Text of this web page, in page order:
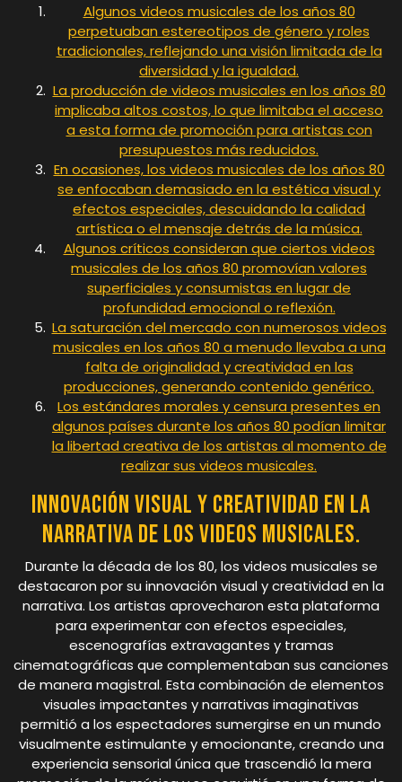
Algunos videos musicales de los años 80
perpetuaban estereotipos de género y roles
tradicionales, reflejando una visión limitada de la
diversidad y la igualdad.
La producción de videos musicales en los años 80
implicaba altos costos, lo que limitaba el acceso
a esta forma de promoción para artistas con
presupuestos más reducidos.
En ocasiones, los videos musicales de los años 80
se enfocaban demasiado en la estética visual y
efectos especiales, descuidando la calidad
artística o el mensaje detrás de la música.
Algunos críticos consideran que ciertos videos
musicales de los años 80 promovían valores
superficiales y consumistas en lugar de
profundidad emocional o reflexión.
La saturación del mercado con numerosos videos
musicales en los años 80 a menudo llevaba a una
falta de originalidad y creatividad en las
producciones, generando contenido genérico.
Los estándares morales y censura presentes en
algunos países durante los años 80 podían limitar
la libertad creativa de los artistas al momento de
realizar sus videos musicales.
Innovación visual y creatividad en la
narrativa de los videos musicales.
Durante la década de los 80, los videos musicales se
destacaron por su innovación visual y creatividad en la
narrativa. Los artistas aprovecharon esta plataforma
para experimentar con efectos especiales,
escenografías extravagantes y tramas
cinematográficas que complementaban sus canciones
de manera magistral. Esta combinación de elementos
visuales impactantes y narrativas imaginativas
permitió a los espectadores sumergirse en un mundo
visualmente estimulante y emocionante, creando una
experiencia sensorial única que trascendió la mera